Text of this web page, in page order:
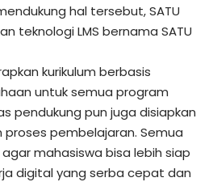
hal tersebut, SATU
teknologi LMS bernama SATU
kurikulum berbasis
untuk semua program
pendukung pun juga disiapkan
pembelajaran. Semua
mahasiswa bisa lebih siap
digital yang serba cepat dan